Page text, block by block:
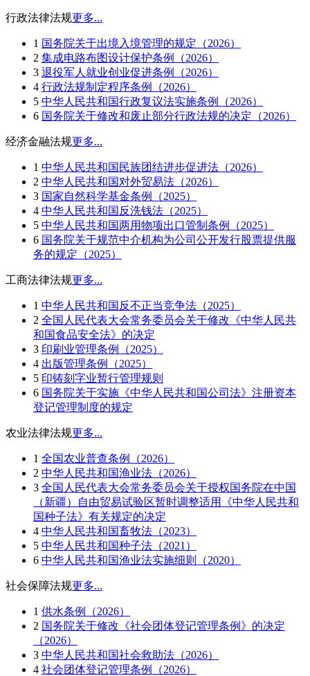
行政法律法规更多...
1 国务院关于出境入境管理的规定（2026）
2 集成电路布图设计保护条例（2026）
3 退役军人就业创业促进条例（2026）
4 行政法规制定程序条例（2026）
5 中华人民共和国行政复议法实施条例（2026）
6 国务院关于修改和废止部分行政法规的决定（2026）
经济金融法规更多...
1 中华人民共和国民族团结进步促进法（2026）
2 中华人民共和国对外贸易法（2026）
3 国家自然科学基金条例（2025）
4 中华人民共和国反洗钱法（2025）
5 中华人民共和国两用物项出口管制条例（2025）
6 国务院关于规范中介机构为公司公开发行股票提供服
务的规定（2025）
工商法律法规更多...
1 中华人民共和国反不正当竞争法（2025）
2 全国人民代表大会常务委员会关于修改《中华人民共
和国食品安全法》的决定
3 印刷业管理条例（2025）
4 出版管理条例（2025）
5 印铸刻字业暂行管理规则
6 国务院关于实施《中华人民共和国公司法》注册资本
登记管理制度的规定
农业法律法规更多...
1 全国农业普查条例（2026）
2 中华人民共和国渔业法（2026）
3 全国人民代表大会常务委员会关于授权国务院在中国
（新疆）自由贸易试验区暂时调整适用《中华人民共和
国种子法》有关规定的决定
4 中华人民共和国畜牧法（2023）
5 中华人民共和国种子法（2021）
6 中华人民共和国渔业法实施细则（2020）
社会保障法规更多...
1 供水条例（2026）
2 国务院关于修改《社会团体登记管理条例》的决定
（2026）
3 中华人民共和国社会救助法（2026）
4 社会团体登记管理条例（2026）